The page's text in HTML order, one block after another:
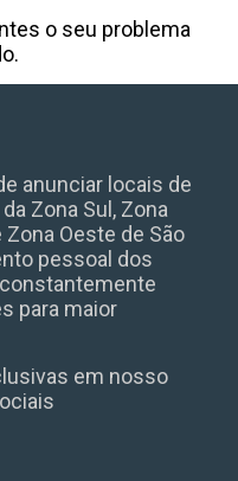
o seu problema
anunciar locais de
Zona Sul, Zona
Oeste de São
pessoal dos
para maior
em nosso